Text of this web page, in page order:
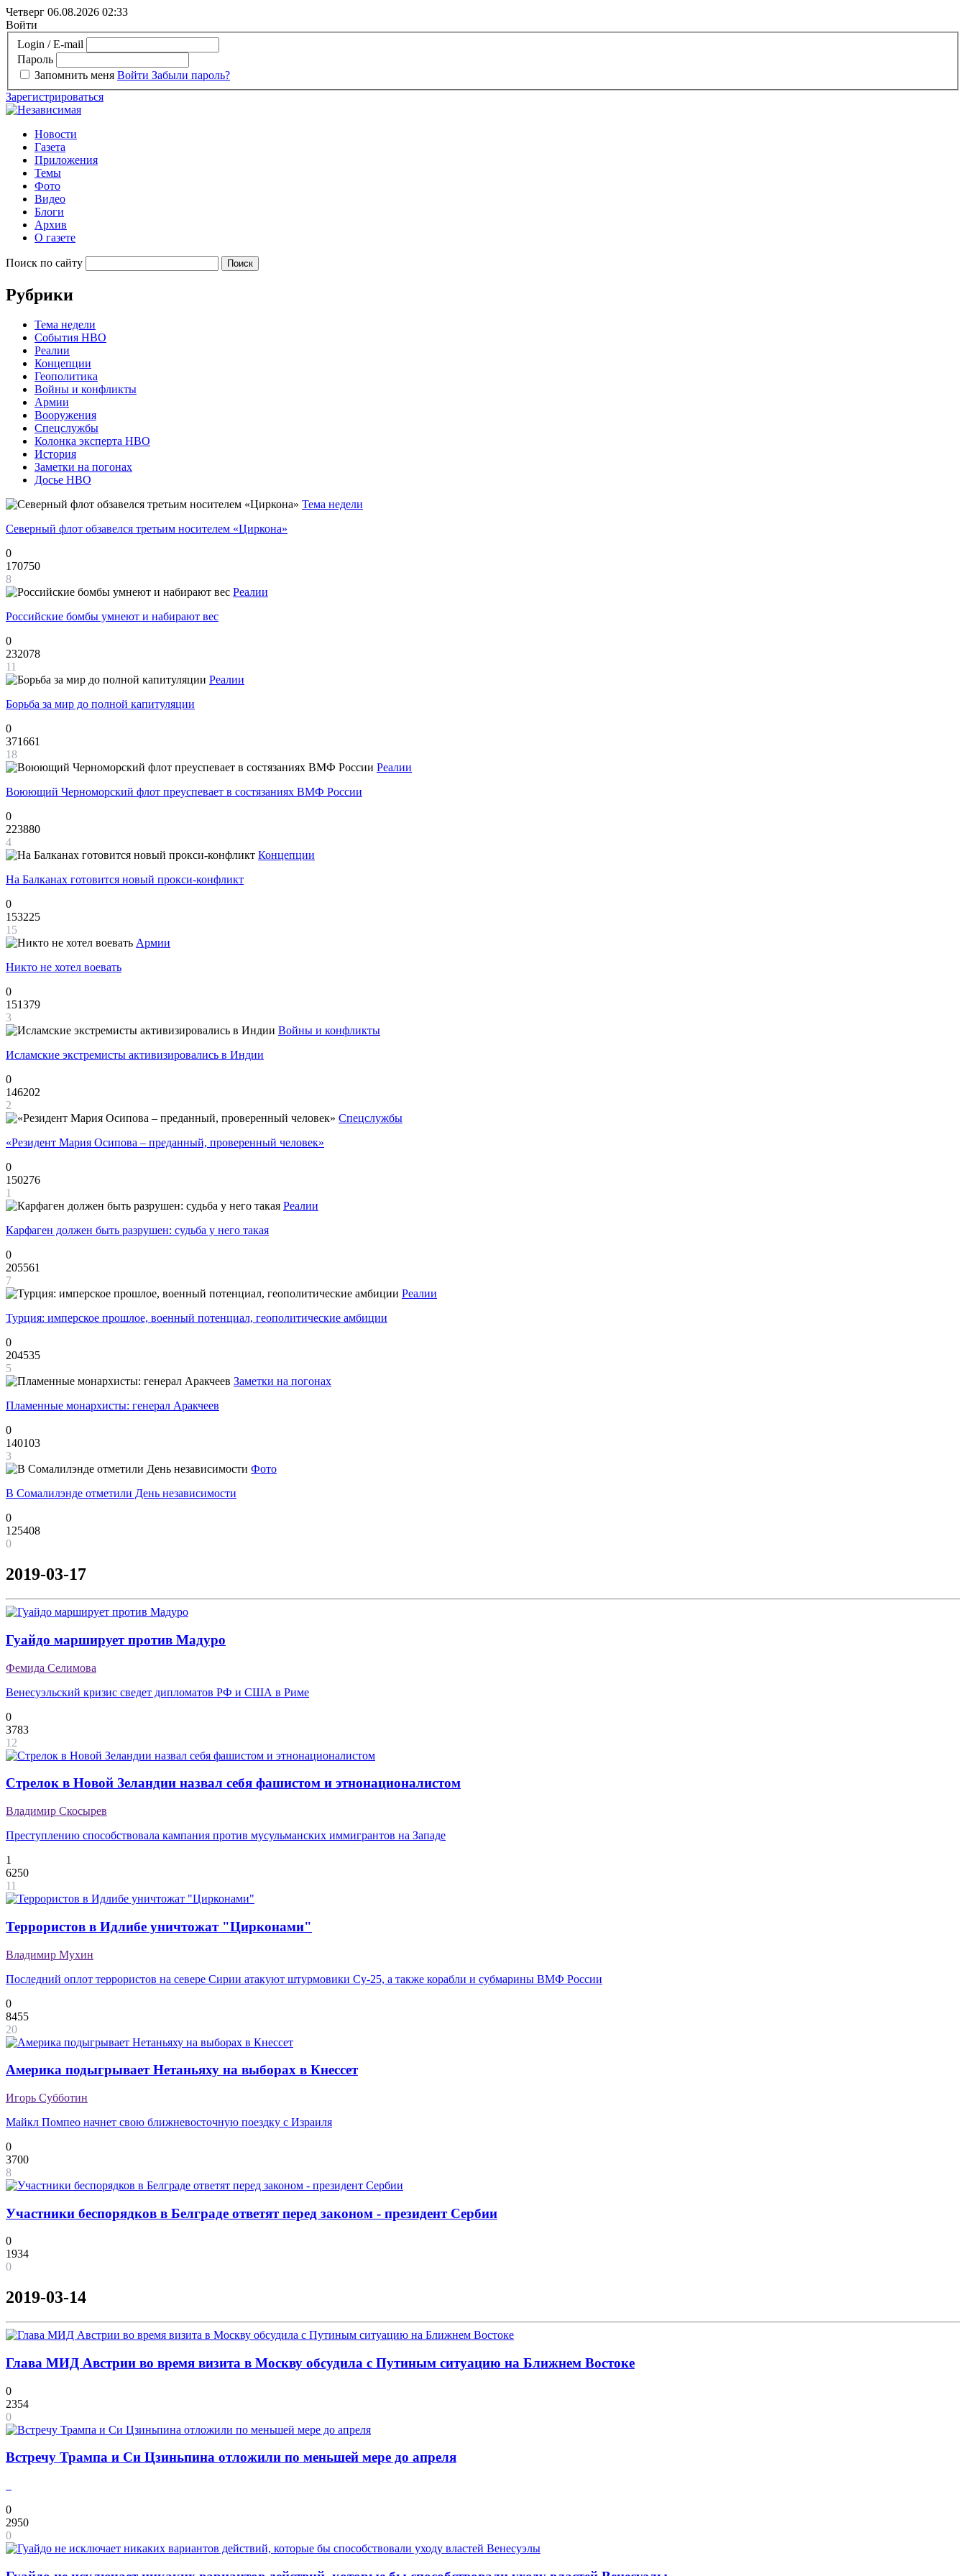
Четверг 06.08.2026 02:33
Войти
Login / E-mail
Пароль
Запомнить меня Войти Забыли пароль?
Зарегистрироваться
Новости
Газета
Приложения
Темы
Фото
Видео
Блоги
Архив
О газете
Поиск по сайту
Рубрики
Тема недели
События НВО
Реалии
Концепции
Геополитика
Войны и конфликты
Армии
Вооружения
Спецслужбы
Колонка эксперта НВО
История
Заметки на погонах
Досье НВО
Тема недели
Северный флот обзавелся третьим носителем «Циркона»
0
170750
8
Реалии
Российские бомбы умнеют и набирают вес
0
232078
11
Реалии
Борьба за мир до полной капитуляции
0
371661
18
Реалии
Воюющий Черноморский флот преуспевает в состязаниях ВМФ России
0
223880
4
Концепции
На Балканах готовится новый прокси-конфликт
0
153225
15
Армии
Никто не хотел воевать
0
151379
3
Войны и конфликты
Исламские экстремисты активизировались в Индии
0
146202
2
Спецслужбы
«Резидент Мария Осипова – преданный, проверенный человек»
0
150276
1
Реалии
Карфаген должен быть разрушен: судьба у него такая
0
205561
7
Реалии
Турция: имперское прошлое, военный потенциал, геополитические амбиции
0
204535
5
Заметки на погонах
Пламенные монархисты: генерал Аракчеев
0
140103
3
Фото
В Сомалилэнде отметили День независимости
0
125408
0
2019-03-17
Гуайдо марширует против Мадуро
Фемида Селимова
Венесуэльский кризис сведет дипломатов РФ и США в Риме
0
3783
12
Стрелок в Новой Зеландии назвал себя фашистом и этнонационалистом
Владимир Скосырев
Преступлению способствовала кампания против мусульманских иммигрантов на Западе
1
6250
11
Террористов в Идлибе уничтожат "Цирконами"
Владимир Мухин
Последний оплот террористов на севере Сирии атакуют штурмовики Су-25, а также корабли и субмарины ВМФ России
0
8455
20
Америка подыгрывает Нетаньяху на выборах в Кнессет
Игорь Субботин
Майкл Помпео начнет свою ближневосточную поездку с Израиля
0
3700
8
Участники беспорядков в Белграде ответят перед законом - президент Сербии
0
1934
0
2019-03-14
Глава МИД Австрии во время визита в Москву обсудила с Путиным ситуацию на Ближнем Востоке
0
2354
0
Встречу Трампа и Си Цзиньпина отложили по меньшей мере до апреля
0
2950
0